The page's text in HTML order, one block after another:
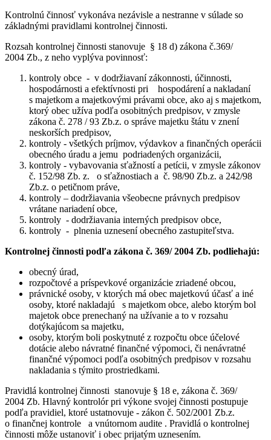
Kontrolnú činnosť vykonáva nezávisle a nestranne v súlade so
základnými pravidlami kontrolnej činnosti.
Rozsah kontrolnej činnosti stanovuje § 18 d) zákona č.369/
2004 Zb., z neho vyplýva povinnosť:
kontroly obce - v dodržiavaní zákonnosti, účinnosti,
hospodárnosti a efektívnosti pri hospodárení a nakladaní
s majetkom a majetkovými právami obce, ako aj s majetkom,
ktorý obec užíva podľa osobitných predpisov, v zmysle
zákona č. 278 / 93 Zb.z. o správe majetku štátu v znení
neskorších predpisov,
kontroly - všetkých príjmov, výdavkov a finančných operácii
obecného úradu a jemu podriadených organizácii,
kontroly - vybavovania sťažností a petícii, v zmysle zákonov
č. 152/98 Zb. z. o sťažnostiach a č. 98/90 Zb.z. a 242/98
Zb.z. o petičnom práve,
kontroly – dodržiavania všeobecne právnych predpisov
vrátane nariadení obce,
kontroly - dodržiavania interných predpisov obce,
kontroly - plnenia uznesení obecného zastupiteľstva.
Kontrolnej činnosti podľa zákona č. 369/ 2004 Zb. podliehajú:
obecný úrad,
rozpočtové a príspevkové organizácie zriadené obcou,
právnické osoby, v ktorých má obec majetkovú účasť a iné
osoby, ktoré nakladajú s majetkom obce, alebo ktorým bol
majetok obce prenechaný na užívanie a to v rozsahu
dotýkajúcom sa majetku,
osoby, ktorým boli poskytnuté z rozpočtu obce účelové
dotácie alebo návratné finančné výpomoci, či nenávratné
finančné výpomoci podľa osobitných predpisov v rozsahu
nakladania s týmito prostriedkami.
Pravidlá kontrolnej činnosti stanovuje § 18 e, zákona č. 369/
2004 Zb. Hlavný kontrolór pri výkone svojej činnosti postupuje
podľa pravidiel, ktoré ustatnovuje - zákon č. 502/2001 Zb.z.
o finančnej kontrole a vnútornom audite . Pravidlá o kontrolnej
činnosti môže ustanoviť i obec prijatým uznesením.